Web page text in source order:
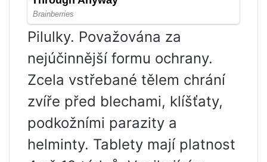
Pilulky. Považována za
nejúčinnější formu ochrany.
Zcela vstřebané tělem chrání
zvíře před blechami, klíšťaty,
podkožními parazity a
helminty. Tablety mají platnost